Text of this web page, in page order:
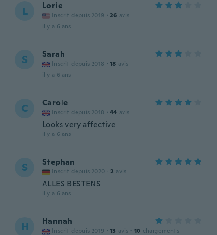
L Lorie
Inscrit depuis 2019 · 26 avis
il y a 6 ans
S Sarah
Inscrit depuis 2018 · 18 avis
il y a 6 ans
C Carole
Inscrit depuis 2018 · 44 avis
Looks very affective
il y a 6 ans
S Stephan
Inscrit depuis 2020 · 2 avis
ALLES BESTENS
il y a 6 ans
H Hannah
Inscrit depuis 2019 · 13 avis · 10 chargements